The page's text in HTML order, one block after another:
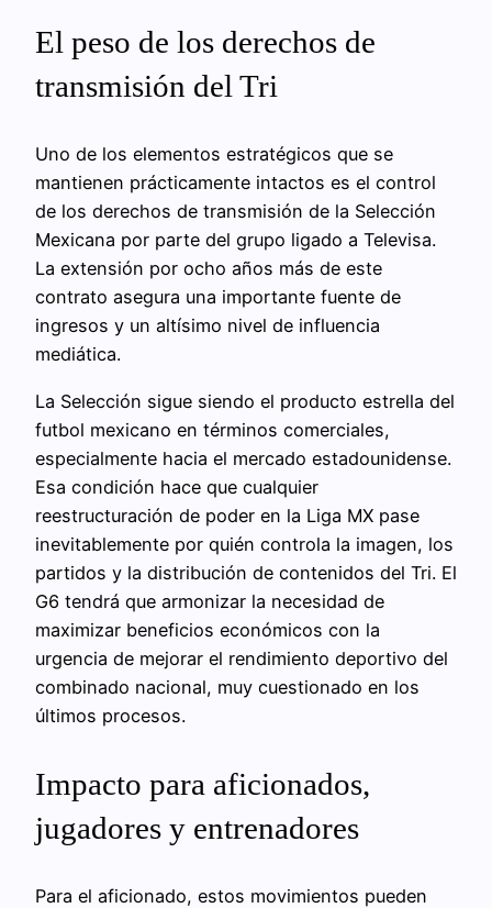
El peso de los derechos de
transmisión del Tri
Uno de los elementos estratégicos que se
mantienen prácticamente intactos es el control
de los derechos de transmisión de la Selección
Mexicana por parte del grupo ligado a Televisa.
La extensión por ocho años más de este
contrato asegura una importante fuente de
ingresos y un altísimo nivel de influencia
mediática.
La Selección sigue siendo el producto estrella del
futbol mexicano en términos comerciales,
especialmente hacia el mercado estadounidense.
Esa condición hace que cualquier
reestructuración de poder en la Liga MX pase
inevitablemente por quién controla la imagen, los
partidos y la distribución de contenidos del Tri. El
G6 tendrá que armonizar la necesidad de
maximizar beneficios económicos con la
urgencia de mejorar el rendimiento deportivo del
combinado nacional, muy cuestionado en los
últimos procesos.
Impacto para aficionados,
jugadores y entrenadores
Para el aficionado, estos movimientos pueden